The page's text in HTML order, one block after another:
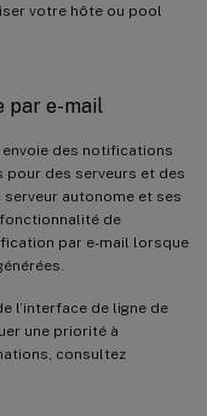
votre hôte ou pool
par e-mail
envoie des notifications
pour des serveurs et des
autonome et ses
de
par e-mail lorsque
l’interface de ligne de
une priorité à
consultez